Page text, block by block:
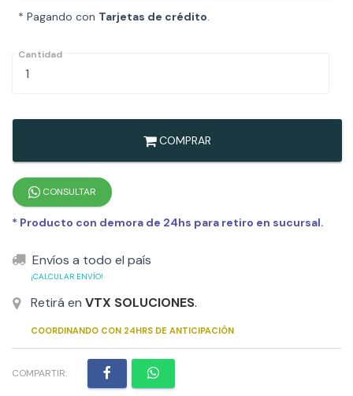
* Pagando con Tarjetas de crédito.
Cantidad
COMPRAR
CONSULTAR
* Producto con demora de 24hs para retiro en sucursal.
Envíos a todo el país
¡CALCULAR ENVÍO!
Retirá en VTX SOLUCIONES.
COORDINANDO CON 24HRS DE ANTICIPACIÓN
COMPARTIR: